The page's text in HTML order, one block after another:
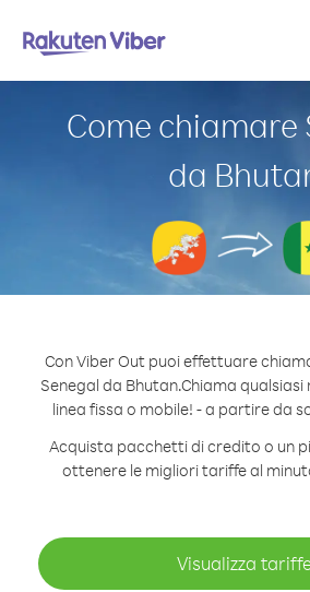
Come chiamare
da
Con Viber Out puoi effettuare
Senegal da Bhutan.Chiama qualsiasi
linea fissa o mobile! - a partire da
Acquista pacchetti di credito o un
ottenere le migliori tariffe al
Visualizza